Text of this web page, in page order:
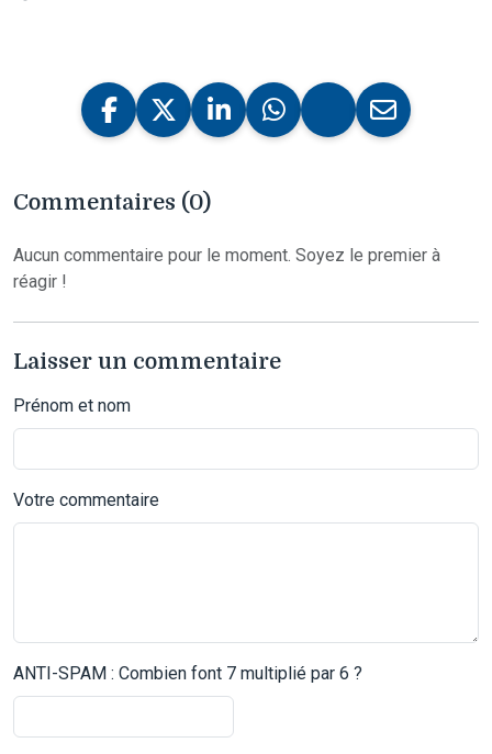
Commentaires (0)
Aucun commentaire pour le moment. Soyez le premier à
réagir !
Laisser un commentaire
Prénom et nom
Votre commentaire
ANTI-SPAM : Combien font 7 multiplié par 6 ?